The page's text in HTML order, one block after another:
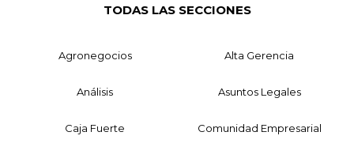
TODAS LAS SECCIONES
Agronegocios Alta Gerencia
Análisis Asuntos Legales
Caja Fuerte Comunidad Empresarial